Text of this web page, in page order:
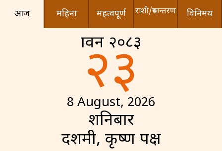
आज महिना महत्वपूर्ण राशी/रुपान्तरण विनिमय
श्रावन २०८३
२३
8 August, 2026
शनिबार
दशमी, कृष्ण पक्ष